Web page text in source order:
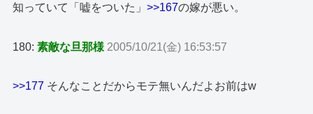
知っていて「嘘をついた」>>167の嫁が悪い。
180:素敵な旦那様 2005/10/21(金) 16:53:57
>>177 そんなことだからモテ無いんだよお前はw